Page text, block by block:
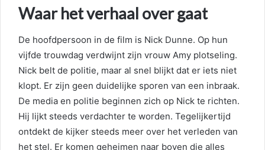
Waar het verhaal over gaat
De hoofdpersoon in de film is Nick Dunne. Op hun
vijfde trouwdag verdwijnt zijn vrouw Amy plotseling.
Nick belt de politie, maar al snel blijkt dat er iets niet
klopt. Er zijn geen duidelijke sporen van een inbraak.
De media en politie beginnen zich op Nick te richten.
Hij lijkt steeds verdachter te worden. Tegelijkertijd
ontdekt de kijker steeds meer over het verleden van
het stel. Er komen geheimen naar boven die alles